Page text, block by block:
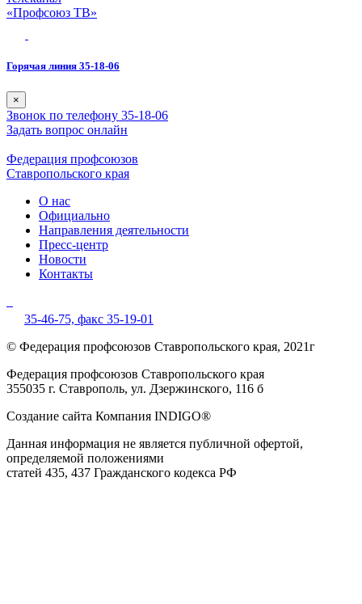
«Профсоюз ТВ»
Горячая линия 35-18-06
×
Звонок по телефону 35-18-06
Задать вопрос онлайн
Федерация профсоюзов
Ставропольского края
О нас
Официально
Направления деятельности
Пресс-центр
Новости
Контакты
35-46-75, факс 35-19-01
© Федерация профсоюзов Ставропольского края, 2021г
Федерация профсоюзов Ставропольского края
355035 г. Ставрополь, ул. Дзержинского, 116 б
Создание сайта Компания INDIGO®
Данная информация не является публичной офертой,
определяемой положениями
статей 435, 437 Гражданского кодекса РФ